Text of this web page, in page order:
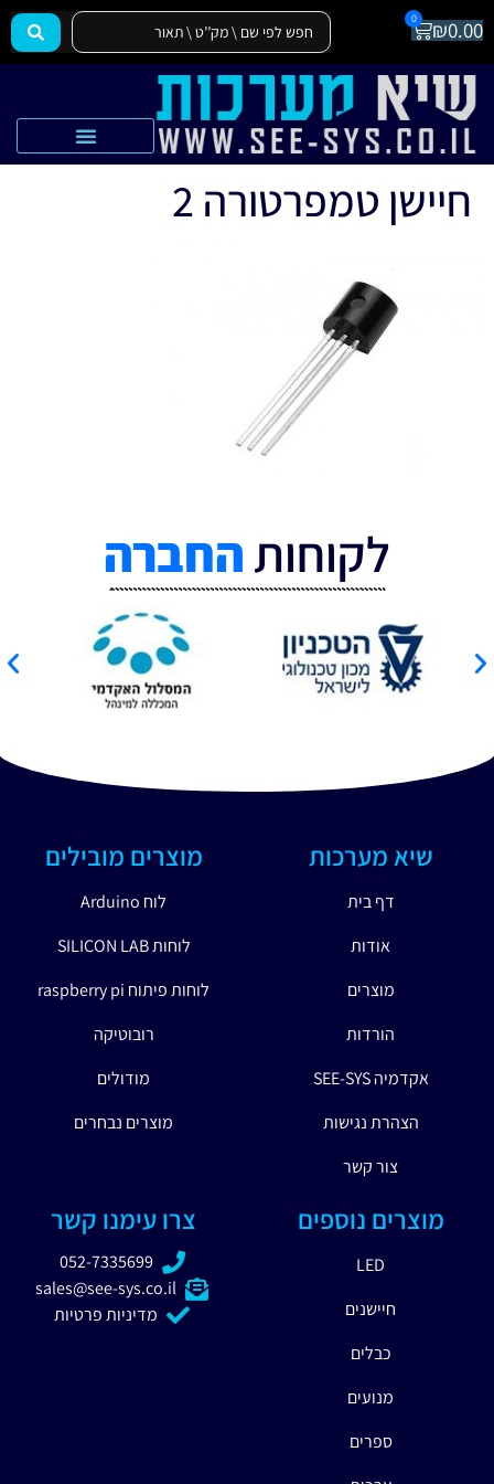
₪0.00
0
חיישן טמפרטורה 2
לקוחותהחברה
שיא מערכות
דף בית
אודות
מוצרים
הורדות
אקדמיה SEE-SYS
הצהרת נגישות
צור קשר
מוצרים מובילים
לוח Arduino
לוחות SILICON LAB
לוחות פיתוח raspberry pi
רובוטיקה
מודולים
מוצרים נבחרים
מוצרים נוספים
LED
חיישנים
כבלים
מנועים
ספרים
צרו עימנו קשר
052-7335699
sales@see-sys.co.il
מדיניות פרטיות